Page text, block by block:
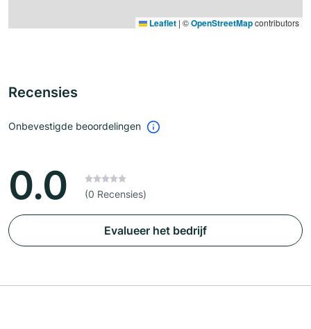
Leaflet | ©OpenStreetMapcontributors
Recensies
Onbevestigde beoordelingen
0.0 (0 Recensies)
Evalueer het bedrijf